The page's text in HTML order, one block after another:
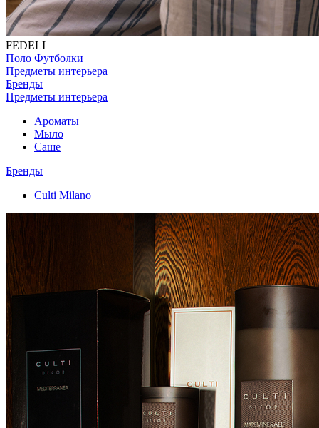
FEDELI
Поло Футболки
Предметы интерьера
Бренды
Предметы интерьера
Ароматы
Мыло
Саше
Бренды
Culti Milano